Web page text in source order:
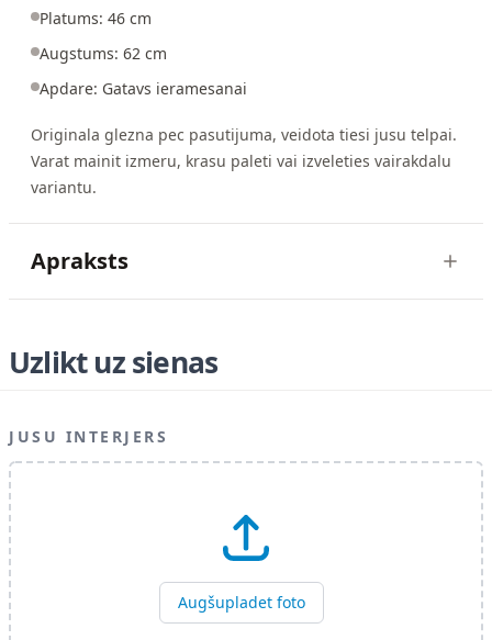
Platums: 46 cm
Augstums: 62 cm
Apdare: Gatavs ieramesanai
Originala glezna pec pasutijuma, veidota tiesi jusu telpai.
Varat mainit izmeru, krasu paleti vai izveleties vairakdalu
variantu.
Apraksts
Uzlikt uz sienas
JUSU INTERJERS
Augšupladet foto